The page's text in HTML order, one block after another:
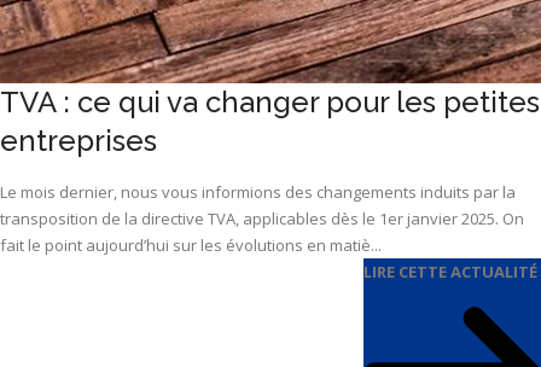
TVA : ce qui va changer pour les petites
entreprises
Le mois dernier, nous vous informions des changements induits par la
transposition de la directive TVA, applicables dès le 1er janvier 2025. On
fait le point aujourd’hui sur les évolutions en matiè...
LIRE CETTE ACTUALITÉ